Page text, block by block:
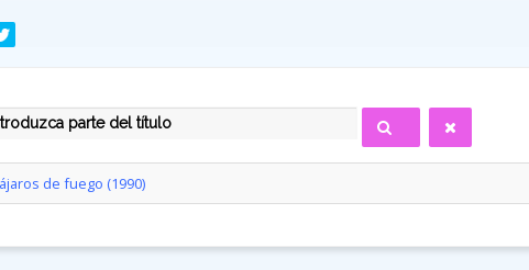
PARTE DEL TÍTULO
de fuego (1990)